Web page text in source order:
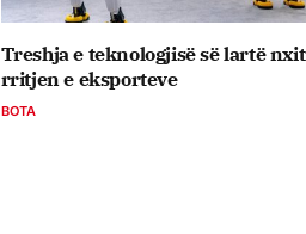
Treshja e teknologjisë së lartë
rritjen e eksporteve
BOTA